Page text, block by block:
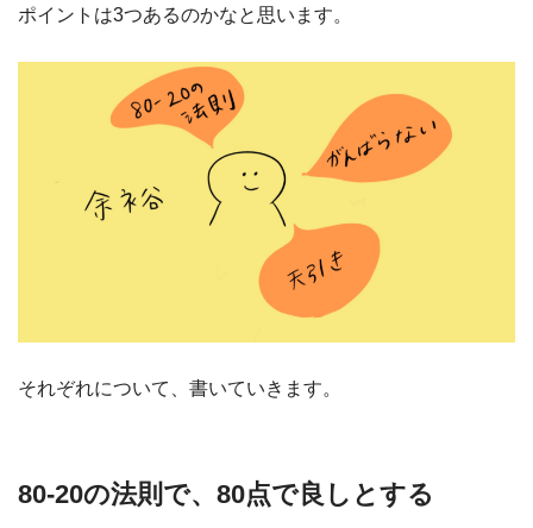
ポイントは3つあるのかなと思います。
それぞれについて、書いていきます。
80-20の法則で、80点で良しとする